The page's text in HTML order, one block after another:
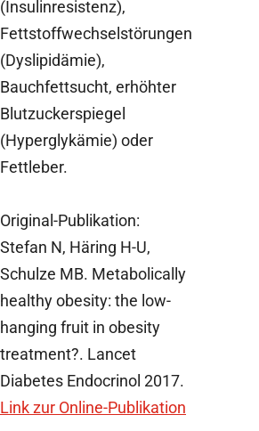
(Insulinresistenz),
Fettstoffwechselstörungen
(Dyslipidämie),
Bauchfettsucht, erhöhter
Blutzuckerspiegel
(Hyperglykämie) oder
Fettleber.
Original-Publikation:
Stefan N, Häring H-U,
Schulze MB. Metabolically
healthy obesity: the low-
hanging fruit in obesity
treatment?. Lancet
Diabetes Endocrinol 2017.
Link zur Online-Publikation